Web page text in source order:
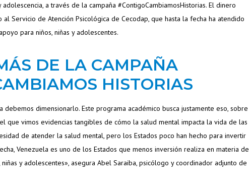
a través de la campaña #ContigoCambiamosHistorias. El dinero
Servicio de Atención Psicológica de Cecodap, que hasta la fecha ha atendido
para niños, niñas y adolescentes.
DE LA CAMPAÑA
HISTORIAS
dimensionarlo. Este programa académico busca justamente eso, sobre
que vimos evidencias tangibles de cómo la salud mental impacta la vida de las
de atender la salud mental, pero los Estados poco han hecho para invertir
Venezuela es uno de los Estados que menos inversión realiza en materia de
y adolescentes», asegura Abel Saraiba, psicólogo y coordinador adjunto de